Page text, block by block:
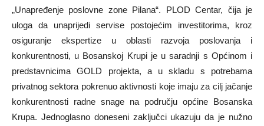
„Unapređenje poslovne zone Pilana“. PLOD Centar, čija je
uloga da unaprijedi servise postojećim investitorima, kroz
osiguranje ekspertize u oblasti razvoja poslovanja i
konkurentnosti, u Bosanskoj Krupi je u saradnji s Općinom i
predstavnicima GOLD projekta, a u skladu s potrebama
privatnog sektora pokrenuo aktivnosti koje imaju za cilj jačanje
konkurentnosti radne snage na području općine Bosanska
Krupa. Jednoglasno doneseni zaključci ukazuju da je nužno